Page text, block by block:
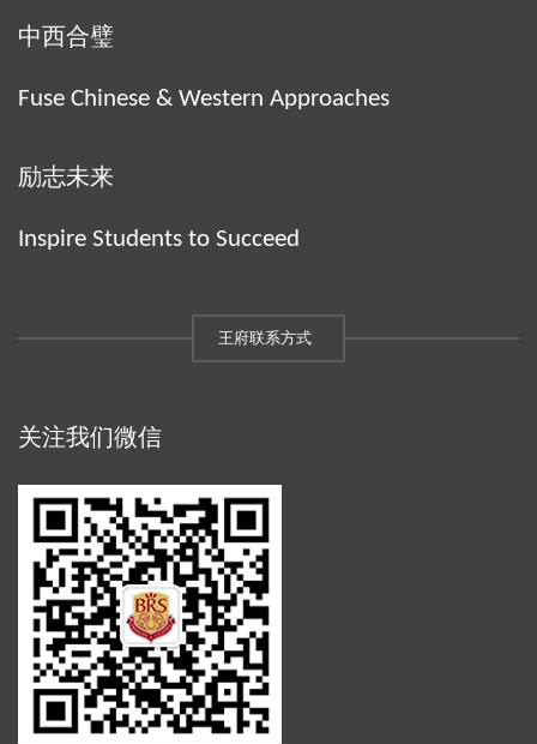
中西合璧
Fuse Chinese & Western Approaches
励志未来
Inspire Students to Succeed
王府联系方式
关注我们微信